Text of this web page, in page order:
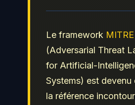
Le framework
(Adversarial Threat
for Artificial-
Systems) est devenu
la référence